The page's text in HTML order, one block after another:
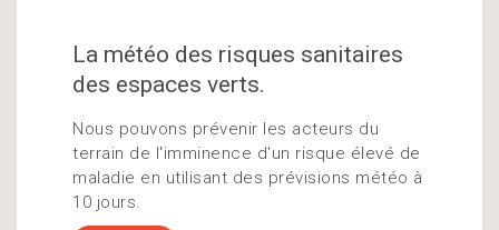
La météo des risques sanitaires
des espaces verts.
Nous pouvons prévenir les acteurs du
terrain de l'imminence d'un risque élevé de
maladie en utilisant des prévisions météo à
10 jours.